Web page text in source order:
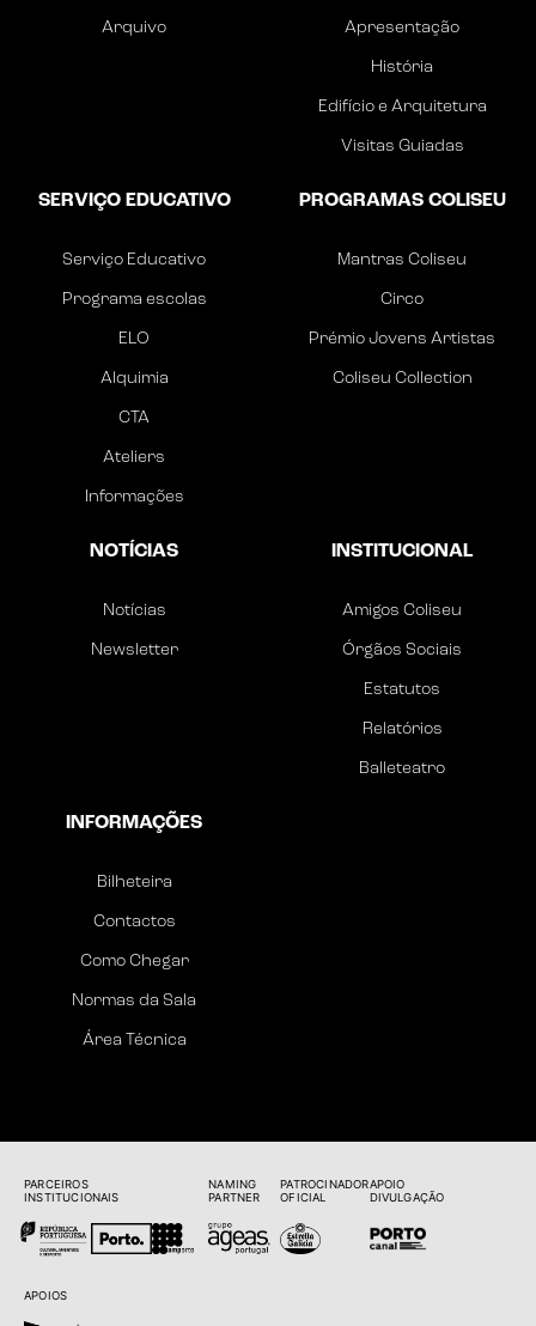
Arquivo Apresentação
História
Edifício e Arquitetura
Visitas Guiadas
SERVIÇO EDUCATIVO
Serviço Educativo
Programa escolas
ELO
Alquimia
CTA
Ateliers
Informações
PROGRAMAS COLISEU
Mantras Coliseu
Circo
Prémio Jovens Artistas
Coliseu Collection
NOTÍCIAS
Notícias
Newsletter
INSTITUCIONAL
Amigos Coliseu
Órgãos Sociais
Estatutos
Relatórios
Balleteatro
INFORMAÇÕES
Bilheteira
Contactos
Como Chegar
Normas da Sala
Área Técnica
PARCEIROS
INSTITUCIONAIS
NAMING
PARTNER
PATROCINADOR
OFICIAL
APOIO
DIVULGAÇÃO
APOIOS